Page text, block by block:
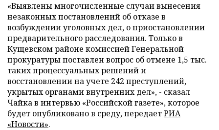
«Выявлены многочисленные случаи вынесения
незаконных постановлений об отказе в
возбуждении уголовных дел, о приостановлении
предварительного расследования. Только в
Кущевском районе комиссией Генеральной
прокуратуры поставлен вопрос об отмене 1,5 тыс.
таких процессуальных решений и
восстановлении на учете 242 преступлений,
укрытых органами внутренних дел», - сказал
Чайка в интервью «Российской газете», которое
будет опубликовано в среду, передаетРИА
«Новости».